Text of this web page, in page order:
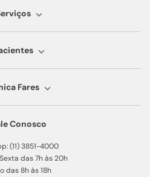
Fares
Conosco
(11) 3851-4000
das 7h às 20h
das 8h às 18h